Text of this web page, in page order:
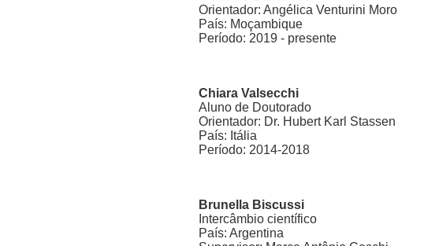
Orientador: Angélica Venturini Moro
País: Moçambique
Período: 2019 - presente
Chiara Valsecchi
Aluno de Doutorado
Orientador: Dr. Hubert Karl Stassen
País: Itália
Período: 2014-2018
Brunella Biscussi
Intercâmbio científico
País: Argentina